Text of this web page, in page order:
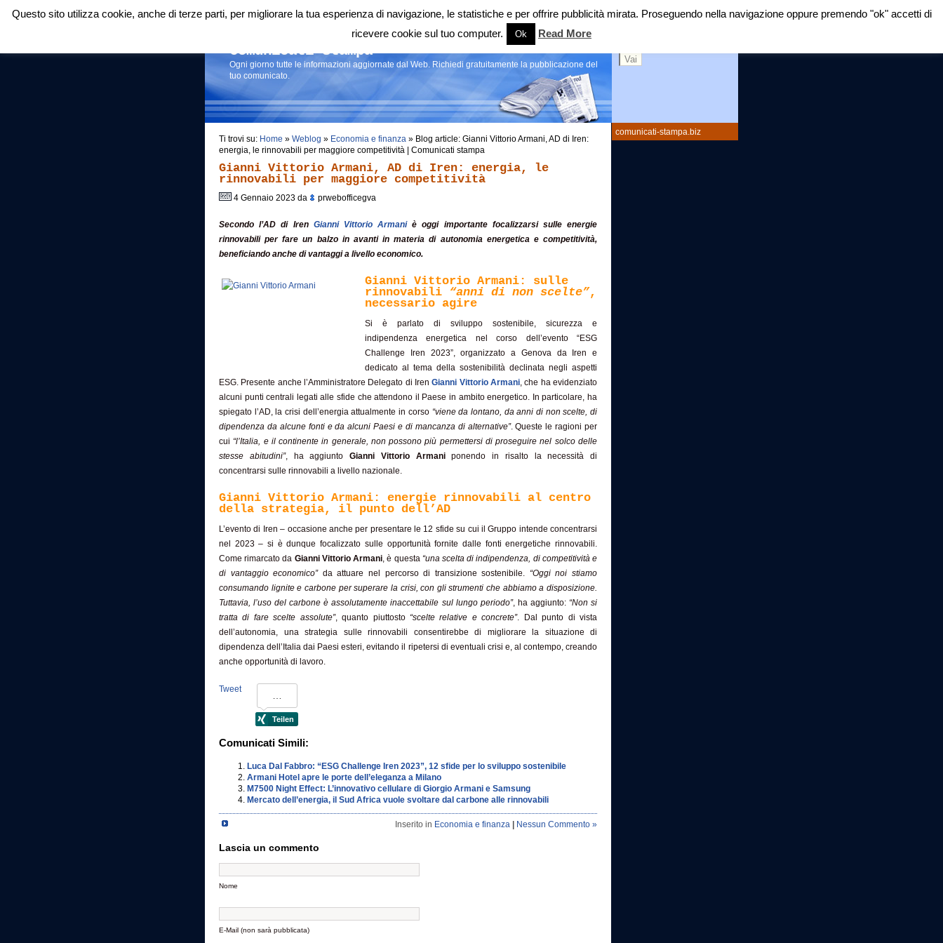
comunicati-stampa.biz
Login |RSS |
Comunicati stampa
Ogni giorno tutte le informazioni aggiornate dal Web. Richiedi gratuitamente la pubblicazione del
tuo comunicato.
Ti trovi su: Home » Weblog » Economia e finanza » Blog article: Gianni Vittorio Armani, AD di Iren:
energia, le rinnovabili per maggiore competitività | Comunicati stampa
Gianni Vittorio Armani, AD di Iren: energia, le
rinnovabili per maggiore competitività
4 Gennaio 2023 da prwebofficegva
Secondo l’AD di Iren Gianni Vittorio Armaniè oggi importante focalizzarsi sulle energie
rinnovabili per fare un balzo in avanti in materia di autonomia energetica e competitività,
beneficiando anche di vantaggi a livello economico.
Gianni Vittorio Armani: sulle
rinnovabili
“anni di non scelte”,
necessario agire
Si è parlato di sviluppo sostenibile, sicurezza e
indipendenza energetica nel corso dell’evento “ESG
Challenge Iren 2023”, organizzato a Genova da Iren e
dedicato al tema della sostenibilità declinata negli aspetti
ESG. Presente anche l’Amministratore Delegato di IrenGianni Vittorio Armani, che ha evidenziato
alcuni punti centrali legati alle sfide che attendono il Paese in ambito energetico. In particolare, ha
spiegato l’AD, la crisi dell’energia attualmente in corso “viene da lontano, da anni di non scelte, di
dipendenza da alcune fonti e da alcuni Paesi e di mancanza di alternative”. Queste le ragioni per
cui “l’Italia, e il continente in generale, non possono più permettersi di proseguire nel solco delle
stesse abitudini”, ha aggiunto Gianni Vittorio Armaniponendo in risalto la necessità di
concentrarsi sulle rinnovabili a livello nazionale.
Gianni Vittorio Armani: energie rinnovabili al centro
della strategia, il punto dell’AD
L’evento di Iren – occasione anche per presentare le 12 sfide su cui il Gruppo intende concentrarsi
nel 2023 – si è dunque focalizzato sulle opportunità fornite dalle fonti energetiche rinnovabili.
Come rimarcato da Gianni Vittorio Armani, è questa “una scelta di indipendenza, di competitività e
di vantaggio economico”da attuare nel percorso di transizione sostenibile. “Oggi noi stiamo
consumando lignite e carbone per superare la crisi, con gli strumenti che abbiamo a disposizione.
Tuttavia, l’uso del carbone è assolutamente inaccettabile sul lungo periodo”, ha aggiunto: “Non si
tratta di fare scelte assolute”, quanto piuttosto “scelte relative e concrete”. Dal punto di vista
dell’autonomia, una strategia sulle rinnovabili consentirebbe di migliorare la situazione di
dipendenza dell’Italia dai Paesi esteri, evitando il ripetersi di eventuali crisi e, al contempo, creando
anche opportunità di lavoro.
Tweet
Comunicati Simili:
Luca Dal Fabbro: “ESG Challenge Iren 2023”, 12 sfide per lo sviluppo sostenibile
Armani Hotel apre le porte dell’eleganza a Milano
M7500 Night Effect: L’innovativo cellulare di Giorgio Armani e Samsung
Mercato dell’energia, il Sud Africa vuole svoltare dal carbone alle rinnovabili
Inserito in Economia e finanza Nessun Commento »
Lascia un commento
Nome
E-Mail (non sarà pubblicata)
Questo sito utilizza cookie, anche di terze parti, per migliorare la tua esperienza di navigazione, le statistiche e per offrire pubblicità mirata. Proseguendo nella navigazione oppure premendo "ok" accetti di
ricevere cookie sul tuo computer.
Ok Read More